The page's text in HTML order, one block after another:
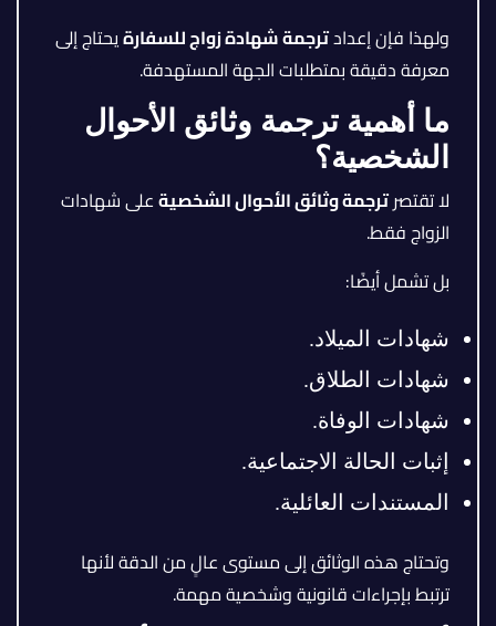
ولهذا فإن إعدادترجمة شهادة زواج للسفارةيحتاج إلى
معرفة دقيقة بمتطلبات الجهة المستهدفة.
ما أهمية ترجمة وثائق الأحوال
الشخصية؟
لا تقتصرترجمة وثائق الأحوال الشخصيةعلى شهادات
الزواج فقط.
بل تشمل أيضًا:
شهادات الميلاد.
شهادات الطلاق.
شهادات الوفاة.
إثبات الحالة الاجتماعية.
المستندات العائلية.
وتحتاج هذه الوثائق إلى مستوى عالٍ من الدقة لأنها
ترتبط بإجراءات قانونية وشخصية مهمة.